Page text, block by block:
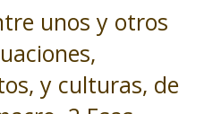
unos y otros
y culturas, de